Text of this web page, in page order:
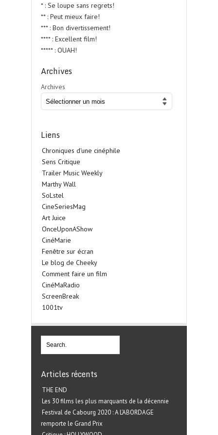
* : Se loupe sans regrets!
** : Peut mieux faire!
*** : Bon divertissement!
**** : Excellent film!
***** : OUAH!
Archives
Archives
Liens
Chroniques d'une cinéphile
Sens Critique
Trailer Music Weekly
Marthy Wall
SoLstel
CineSeriesMag
Art Juice
OnceUponAShow
CinéMarie
Fenêtre sur écran
Le blog de Cheeky
Comment faire un film
CinéMaRadio
ScreenBreak
1001tv
Articles récents
THE END
Les 30 films les plus marquants de la décennie
Festival de Cabourg 2020 : A L’ABORDAGE
remporte le Grand Prix